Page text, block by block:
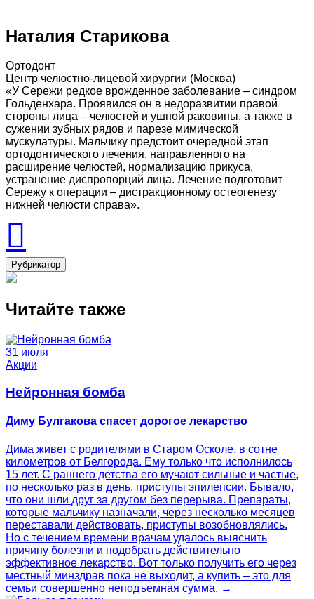
Наталия Старикова
Ортодонт
Центр челюстно-лицевой хирургии (Москва)
«У Сережи редкое врожденное заболевание – синдром
Гольденхара. Проявился он в недоразвитии правой
стороны лица – челюстей и ушной раковины, а также в
сужении зубных рядов и парезе мимической
мускулатуры. Мальчику предстоит очередной этап
ортодонтического лечения, направленного на
расширение челюстей, нормализацию прикуса,
устранение диспропорций лица. Лечение подготовит
Сережу к операции – дистракционному остеогенезу
нижней челюсти справа».
Рубрикатор
Читайте также
31 июля
Акции
Нейронная бомба
Диму Булгакова спасет дорогое лекарство
Дима живет с родителями в Старом Осколе, в сотне
километров от Белгорода. Ему только что исполнилось
15 лет. С раннего детства его мучают сильные и частые,
по несколько раз в день, приступы эпилепсии. Бывало,
что они шли друг за другом без перерыва. Препараты,
которые мальчику назначали, через несколько месяцев
переставали действовать, приступы возобновлялись.
Но с течением времени врачам удалось выяснить
причину болезни и подобрать действительно
эффективное лекарство. Вот только получить его через
местный минздрав пока не выходит, а купить – это для
семьи совершенно неподъемная сумма. →